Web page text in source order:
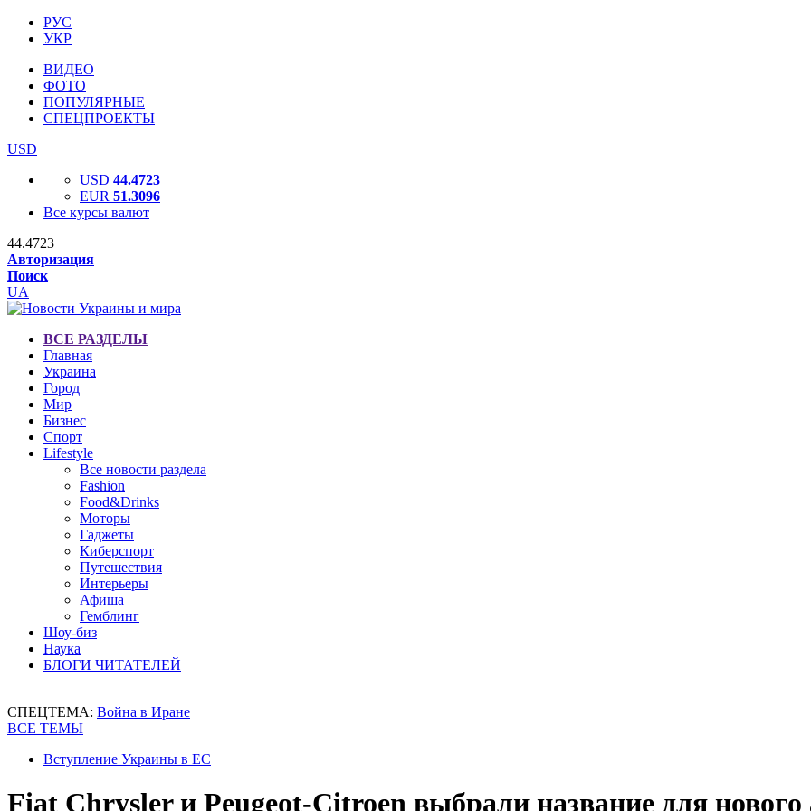
РУС
УКР
ВИДЕО
ФОТО
ПОПУЛЯРНЫЕ
СПЕЦПРОЕКТЫ
USD
USD 44.4723
EUR 51.3096
Все курсы валют
44.4723
Авторизация
Поиск
UA
ВСЕ РАЗДЕЛЫ
Главная
Украина
Город
Мир
Бизнес
Спорт
Lifestyle
Все новости раздела
Fashion
Food&Drinks
Моторы
Гаджеты
Киберспорт
Путешествия
Интерьеры
Афиша
Гемблинг
Шоу-биз
Наука
БЛОГИ ЧИТАТЕЛЕЙ
СПЕЦТЕМА: Война в Иране
ВСЕ ТЕМЫ
Вступление Украины в ЕС
Fiat Chrysler и Peugeot-Citroen выбрали название для нового